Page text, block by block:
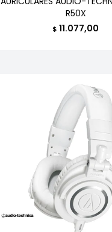
R50X
$ 11.077,00